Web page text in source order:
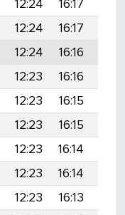
12:24 16:17
12:24 16:17
12:24 16:16
12:23 16:16
12:23 16:15
12:23 16:15
12:23 16:14
12:23 16:14
12:23 16:13